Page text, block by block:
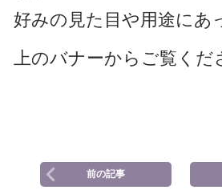
好みの見た目や用途に
上のバナーからご覧くだ
前の記事